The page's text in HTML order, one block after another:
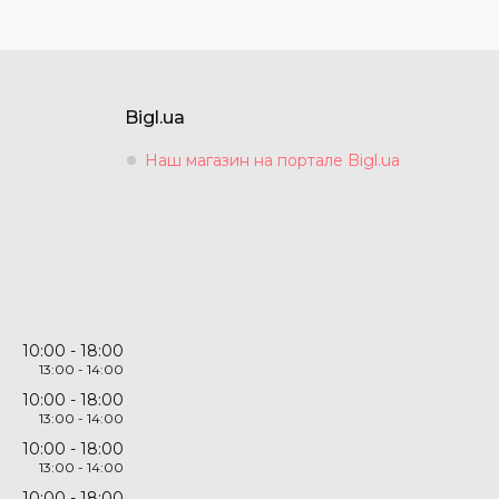
Bigl.ua
Наш магазин на портале Bigl.ua
10:00 18:00
13:00 14:00
10:00 18:00
13:00 14:00
10:00 18:00
13:00 14:00